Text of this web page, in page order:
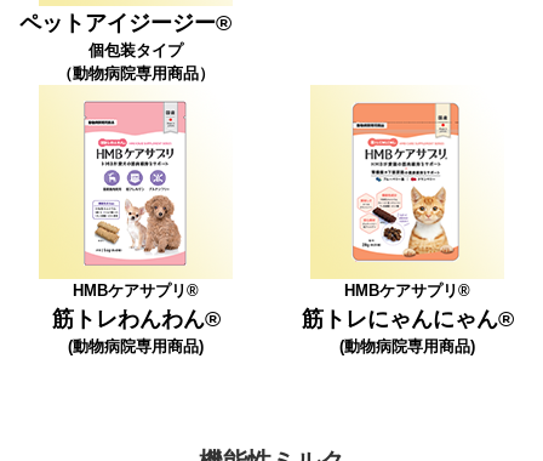
ペットアイジージー®
個包装タイプ
（動物病院専用商品）
HMBケアサプリ®
筋トレわんわん®
(動物病院専用商品)
HMBケアサプリ®
筋トレにゃんにゃん®
(動物病院専用商品)